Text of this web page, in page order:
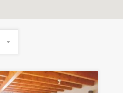
plus ancien